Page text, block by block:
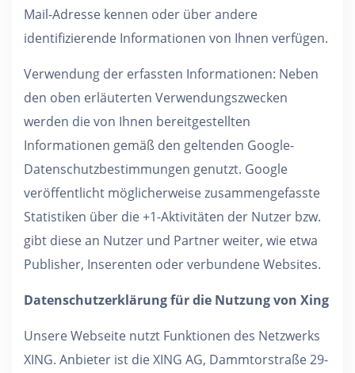
Mail-Adresse kennen oder über andere
identifizierende Informationen von Ihnen verfügen.
Verwendung der erfassten Informationen: Neben
den oben erläuterten Verwendungszwecken
werden die von Ihnen bereitgestellten
Informationen gemäß den geltenden Google-
Datenschutzbestimmungen genutzt. Google
veröffentlicht möglicherweise zusammengefasste
Statistiken über die +1-Aktivitäten der Nutzer bzw.
gibt diese an Nutzer und Partner weiter, wie etwa
Publisher, Inserenten oder verbundene Websites.
Datenschutzerklärung für die Nutzung von Xing
Unsere Webseite nutzt Funktionen des Netzwerks
XING. Anbieter ist die XING AG, Dammtorstraße 29-